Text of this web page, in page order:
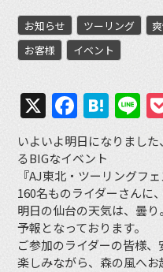
お知らせ ツーリング
お客様
イベント
X
いよいよ明日になりまし
るBIGなイベント
『AJ東北・ツーリングフ
160名ものライダーさんに
明日の仙台の天気は、曇
予報となっております。
ご参加のライダーの皆様
楽しみながら、森の風へ